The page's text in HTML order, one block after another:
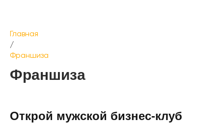
Главная
/
Франшиза
Франшиза
Открой мужской бизнес-клуб